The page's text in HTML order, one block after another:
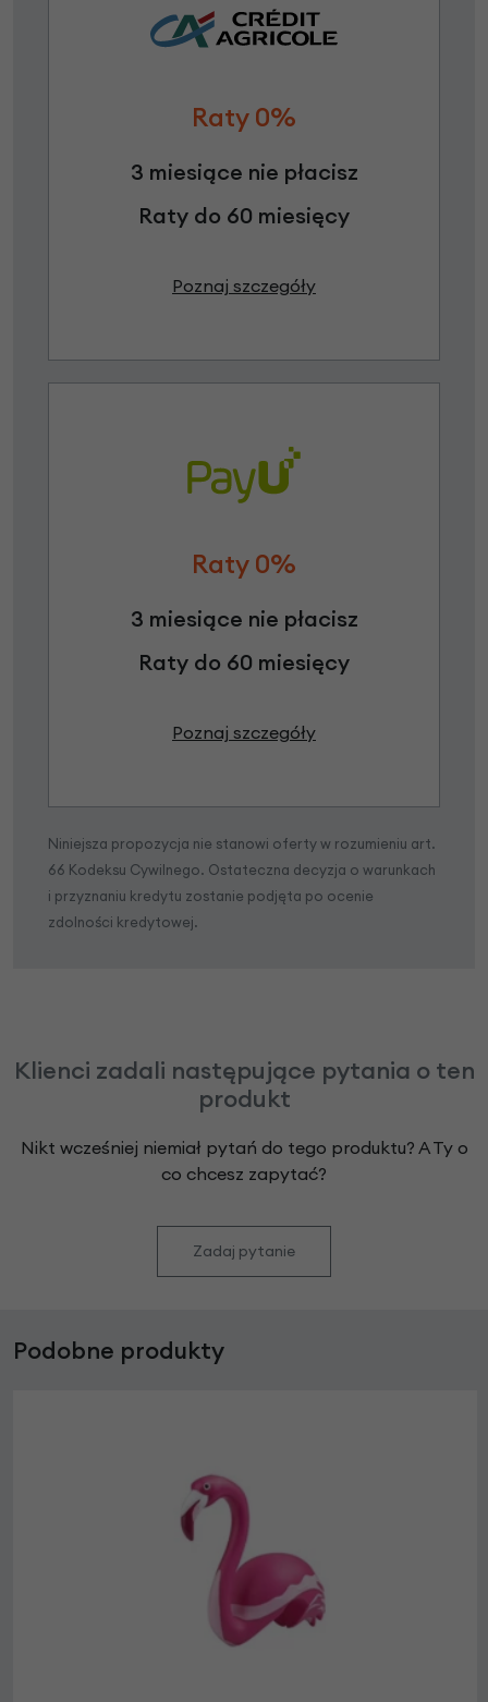
Raty 0%
3 miesiące nie płacisz
Raty do 60 miesięcy
Poznaj szczegóły
Raty 0%
3 miesiące nie płacisz
Raty do 60 miesięcy
Poznaj szczegóły
Niniejsza propozycja nie stanowi oferty w rozumieniu art.
66 Kodeksu Cywilnego. Ostateczna decyzja o warunkach
i przyznaniu kredytu zostanie podjęta po ocenie
zdolności kredytowej.
Klienci zadali następujące pytania o ten
produkt
Nikt wcześniej niemiał pytań do tego produktu? A Ty o
co chcesz zapytać?
Zadaj pytanie
Podobne produkty